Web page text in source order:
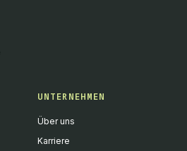
UNTERNEHMEN
Über uns
Karriere